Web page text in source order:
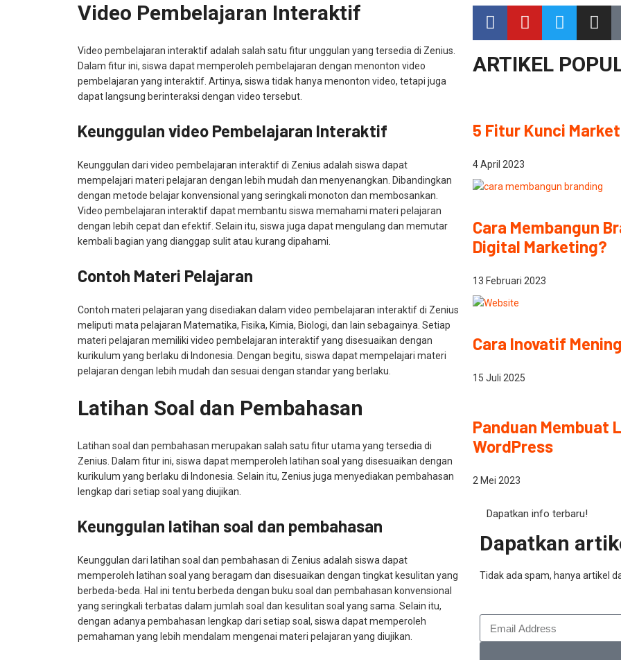
Video Pembelajaran Interaktif
Video pembelajaran interaktif adalah salah satu fitur unggulan yang tersedia di Zenius.
Dalam fitur ini, siswa dapat memperoleh pembelajaran dengan menonton video
pembelajaran yang interaktif. Artinya, siswa tidak hanya menonton video, tetapi juga
dapat langsung berinteraksi dengan video tersebut.
Keunggulan video Pembelajaran Interaktif
Keunggulan dari video pembelajaran interaktif di Zenius adalah siswa dapat
mempelajari materi pelajaran dengan lebih mudah dan menyenangkan. Dibandingkan
dengan metode belajar konvensional yang seringkali monoton dan membosankan.
Video pembelajaran interaktif dapat membantu siswa memahami materi pelajaran
dengan lebih cepat dan efektif. Selain itu, siswa juga dapat mengulang dan memutar
kembali bagian yang dianggap sulit atau kurang dipahami.
Contoh Materi Pelajaran
Contoh materi pelajaran yang disediakan dalam video pembelajaran interaktif di Zenius
meliputi mata pelajaran Matematika, Fisika, Kimia, Biologi, dan lain sebagainya. Setiap
materi pelajaran memiliki video pembelajaran interaktif yang disesuaikan dengan
kurikulum yang berlaku di Indonesia. Dengan begitu, siswa dapat mempelajari materi
pelajaran dengan lebih mudah dan sesuai dengan standar yang berlaku.
Latihan Soal dan Pembahasan
Latihan soal dan pembahasan merupakan salah satu fitur utama yang tersedia di
Zenius. Dalam fitur ini, siswa dapat memperoleh latihan soal yang disesuaikan dengan
kurikulum yang berlaku di Indonesia. Selain itu, Zenius juga menyediakan pembahasan
lengkap dari setiap soal yang diujikan.
Keunggulan latihan soal dan pembahasan
Keunggulan dari latihan soal dan pembahasan di Zenius adalah siswa dapat
memperoleh latihan soal yang beragam dan disesuaikan dengan tingkat kesulitan yang
berbeda-beda. Hal ini tentu berbeda dengan buku soal dan pembahasan konvensional
yang seringkali terbatas dalam jumlah soal dan kesulitan soal yang sama. Selain itu,
dengan adanya pembahasan lengkap dari setiap soal, siswa dapat memperoleh
pemahaman yang lebih mendalam mengenai materi pelajaran yang diujikan.
ARTIKEL
5 Fitur Kunci
4 April 2023
Cara Membangun
Digital Marketing?
13 Februari 2023
Cara Inovatif
15 Juli 2025
Panduan Membuat
WordPress
2 Mei 2023
Dapatkan info terbaru!
Dapatkan
Tidak ada spam, hanya artikel